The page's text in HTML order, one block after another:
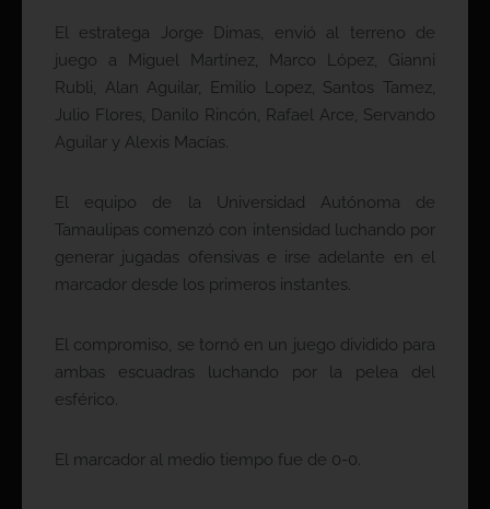
El estratega Jorge Dimas, envió al terreno de
juego a Miguel Martínez, Marco López, Gianni
Rubli, Alan Aguilar, Emilio Lopez, Santos Tamez,
Julio Flores, Danilo Rincón, Rafael Arce, Servando
Aguilar y Alexis Macías.
El equipo de la Universidad Autónoma de
Tamaulipas comenzó con intensidad luchando por
generar jugadas ofensivas e irse adelante en el
marcador desde los primeros instantes.
El compromiso, se tornó en un juego dividido para
ambas escuadras luchando por la pelea del
esférico.
El marcador al medio tiempo fue de 0-0.